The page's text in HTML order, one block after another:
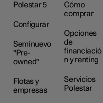
Polestar 5
Configurar
Seminuevo
"Pre-
owned"
Flotas y
empresas
Cómo
comprar
Opciones
de
financiació
n y renting
Servicios
Polestar